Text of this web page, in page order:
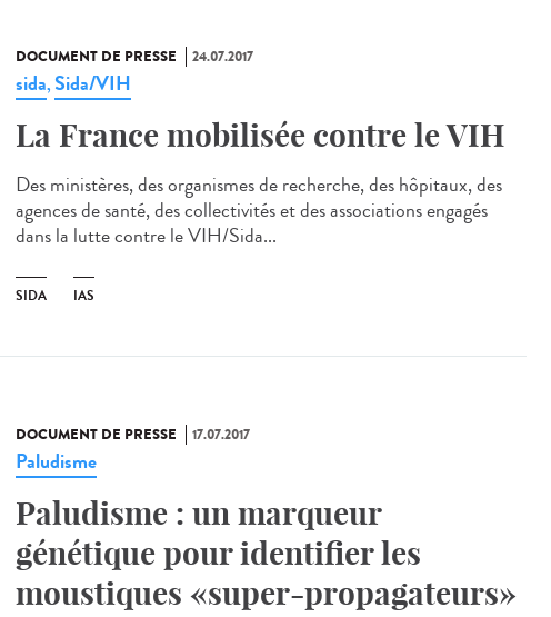
DOCUMENT DE PRESSE 24.07.2017
sida,Sida/VIH
La France mobilisée contre le VIH
Des ministères, des organismes de recherche, des hôpitaux, des
agences de santé, des collectivités et des associations engagés
dans la lutte contre le VIH/Sida...
SIDA IAS
DOCUMENT DE PRESSE 17.07.2017
Paludisme
Paludisme : un marqueur
génétique pour identifier les
moustiques «super-propagateurs»